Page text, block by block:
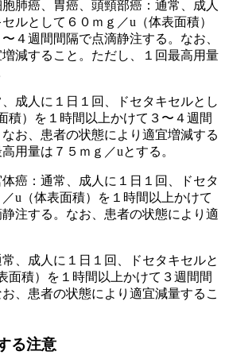
肺癌、胃癌、頭頸部癌：通常、成人
ルとして６０ｍｇ／u（体表面積）
４週間間隔で点滴静注する。なお、
減すること。ただし、１回最高用量
成人に１日１回、ドセタキセルとし
積）を１時間以上かけて３〜４週間
お、患者の状態により適宜増減する
用量は７５ｍｇ／uとする。
癌：通常、成人に１日１回、ドセタ
u（体表面積）を１時間以上かけて
注する。なお、患者の状態により適
、成人に１日１回、ドセタキセルと
面積）を１時間以上かけて３週間間
、患者の状態により適宜減量するこ
る注意